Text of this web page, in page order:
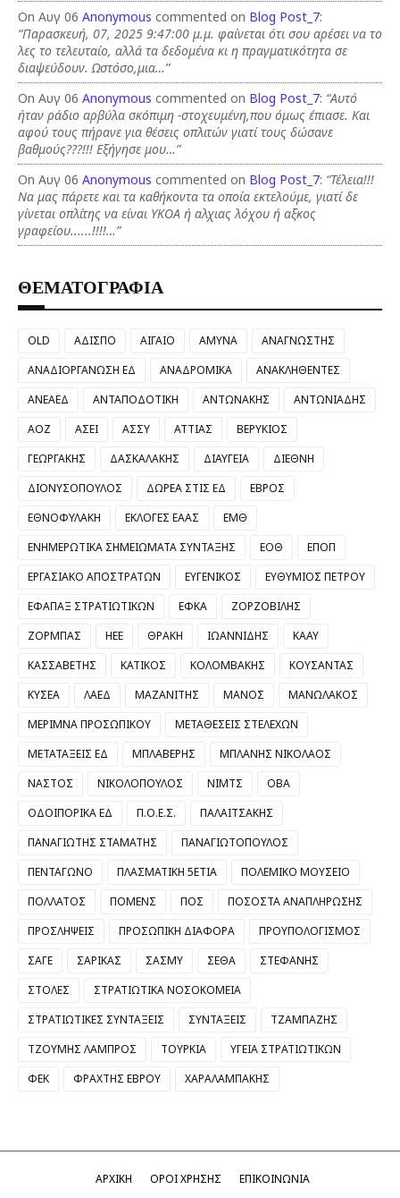
On Αυγ 06 Anonymous commented on Blog Post_7:
“Παρασκευή, 07, 2025 9:47:00 μ.μ. φαίνεται ότι σου αρέσει να το
λες το τελευταίο, αλλά τα δεδομένα κι η πραγματικότητα σε
διαψεύδουν. Ωστόσο,μια…”
On Αυγ 06 Anonymous commented on Blog Post_7: “Αυτό
ήταν ράδιο αρβύλα σκόπιμη -στοχευμένη,που όμως έπιασε. Και
αφού τους πήρανε για θέσεις οπλιτών γιατί τους δώσανε
βαθμούς???!!! Εξήγησε μου…”
On Αυγ 06 Anonymous commented on Blog Post_7: “Τέλεια!!!
Να μας πάρετε και τα καθήκοντα τα οποία εκτελούμε, γιατί δε
γίνεται οπλίτης να είναι ΥΚΟΑ ή αλχιας λόχου ή αξκος
γραφείου......!!!!…”
ΘΕΜΑΤΟΓΡΑΦΙΑ
OLD ΑΔΙΣΠΟ ΑΙΓΑΙΟ ΑΜΥΝΑ
ΑΝΑΓΝΩΣΤΗΣ
ΑΝΑΔΙΟΡΓΑΝΩΣΗ ΕΔ
ΑΝΑΔΡΟΜΙΚΑ
ΑΝΑΚΛΗΘΕΝΤΕΣ
ΑΝΕΑΕΔ
ΑΝΤΑΠΟΔΟΤΙΚΗ ΑΝΤΩΝΑΚΗΣ
ΑΝΤΩΝΙΑΔΗΣ
ΑΟΖ
ΑΣΕΙ ΑΣΣΥ ΑΤΤΙΑΣ
ΒΕΡΥΚΙΟΣ
ΓΕΩΡΓΑΚΗΣ
ΔΑΣΚΑΛΑΚΗΣ ΔΙΑΥΓΕΙΑ
ΔΙΕΘΝΗ
ΔΙΟΝΥΣΟΠΟΥΛΟΣ
ΔΩΡΕΑ ΣΤΙΣ ΕΔ
ΕΒΡΟΣ
ΕΘΝΟΦΥΛΑΚΗ
ΕΚΛΟΓΕΣ ΕΑΑΣ
ΕΜΘ
ΕΝΗΜΕΡΩΤΙΚΑ ΣΗΜΕΙΩΜΑΤΑ ΣΥΝΤΑΞΗΣ
ΕΟΘ
ΕΠΟΠ
ΕΡΓΑΣΙΑΚΟ ΑΠΟΣΤΡΑΤΩΝ
ΕΥΓΕΝΙΚΟΣ
ΕΥΘΥΜΙΟΣ ΠΕΤΡΟΥ
ΕΦΑΠΑΞ ΣΤΡΑΤΙΩΤΙΚΩΝ
ΕΦΚΑ
ΖΟΡΖΟΒΙΛΗΣ
ΖΟΡΜΠΑΣ
ΗΕΕ ΘΡΑΚΗ ΙΩΑΝΝΙΔΗΣ
ΚΑΑΥ
ΚΑΣΣΑΒΕΤΗΣ
ΚΑΤΙΚΟΣ ΚΟΛΟΜΒΑΚΗΣ
ΚΟΥΣΑΝΤΑΣ
ΚΥΣΕΑ
ΛΑΕΔ ΜΑΖΑΝΙΤΗΣ ΜΑΝΟΣ
ΜΑΝΩΛΑΚΟΣ
ΜΕΡΙΜΝΑ ΠΡΟΣΩΠΙΚΟΥ
ΜΕΤΑΘΕΣΕΙΣ ΣΤΕΛΕΧΩΝ
ΜΕΤΑΤΑΞΕΙΣ ΕΔ
ΜΠΛΑΒΕΡΗΣ
ΜΠΛΑΝΗΣ ΝΙΚΟΛΑΟΣ
ΝΑΣΤΟΣ
ΝΙΚΟΛΟΠΟΥΛΟΣ ΝΙΜΤΣ
ΟΒΑ
ΟΔΟΙΠΟΡΙΚΑ ΕΔ
Π.Ο.Ε.Σ.
ΠΑΛΑΙΤΣΑΚΗΣ
ΠΑΝΑΓΙΩΤΗΣ ΣΤΑΜΑΤΗΣ
ΠΑΝΑΓΙΩΤΟΠΟΥΛΟΣ
ΠΕΝΤΑΓΩΝΟ
ΠΛΑΣΜΑΤΙΚΗ 5ΕΤΙΑ
ΠΟΛΕΜΙΚΟ ΜΟΥΣΕΙΟ
ΠΟΛΛΑΤΟΣ
ΠΟΜΕΝΣ ΠΟΣ
ΠΟΣΟΣΤΑ ΑΝΑΠΛΗΡΩΣΗΣ
ΠΡΟΣΛΗΨΕΙΣ
ΠΡΟΣΩΠΙΚΗ ΔΙΑΦΟΡΑ
ΠΡΟΥΠΟΛΟΓΙΣΜΟΣ
ΣΑΓΕ
ΣΑΡΙΚΑΣ ΣΑΣΜΥ ΣΕΘΑ
ΣΤΕΦΑΝΗΣ
ΣΤΟΛΕΣ
ΣΤΡΑΤΙΩΤΙΚΑ ΝΟΣΟΚΟΜΕΙΑ
ΣΤΡΑΤΙΩΤΙΚΕΣ ΣΥΝΤΑΞΕΙΣ
ΣΥΝΤΑΞΕΙΣ
ΤΖΑΜΠΑΖΗΣ
ΤΖΟΥΜΗΣ ΛΑΜΠΡΟΣ
ΤΟΥΡΚΙΑ
ΥΓΕΙΑ ΣΤΡΑΤΙΩΤΙΚΩΝ
ΦΕΚ
ΦΡΑΧΤΗΣ ΕΒΡΟΥ ΧΑΡΑΛΑΜΠΑΚΗΣ
ΑΡΧΙΚΗ ΟΡΟΙ ΧΡΗΣΗΣ ΕΠΙΚΟΙΝΩΝΙΑ